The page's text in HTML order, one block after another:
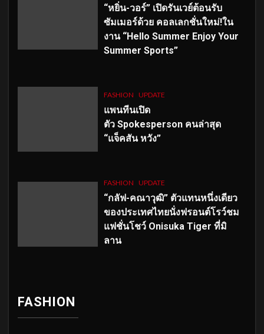
“หยิ่น-วอร์” เปิดรันเวย์ต้อนรับ
ซัมเมอร์ด้วย คอลเลกชั่นใหม่!ใน
งาน “Hello Summer Enjoy Your
Summer Sports”
FASHION UPDATE
แพนทีนเปิด
ตัว Spokesperson คนล่าสุด
“แจ็คสัน หวัง”
FASHION UPDATE
“กลัฟ-คณาวุฒิ” ตัวแทนหนึ่งเดียว
ของประเทศไทยนั่งฟรอนต์โรว์ชม
แฟชั่นโชว์ Onisuka Tiger ที่มิ
ลาน
FASHION